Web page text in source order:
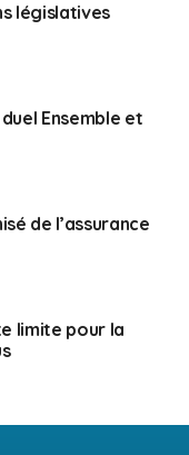
législatives
Ensemble et
de l’assurance
limite pour la